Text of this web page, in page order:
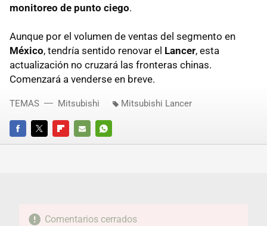
monitoreo de punto ciego.
Aunque por el volumen de ventas del segmento en
México, tendría sentido renovar el Lancer, esta
actualización no cruzará las fronteras chinas.
Comenzará a venderse en breve.
FACEBOOKTWITTERFLIPBOARD
E-
WHATSAPP
TEMAS Mitsubishi Mitsubishi Lancer
Comentarios cerrados